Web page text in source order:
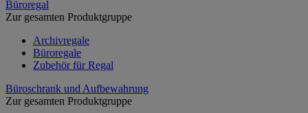
Büroregal
Zur gesamten Produktgruppe
Archivregale
Büroregale
Zubehör für Regal
Büroschrank und Aufbewahrung
Zur gesamten Produktgruppe